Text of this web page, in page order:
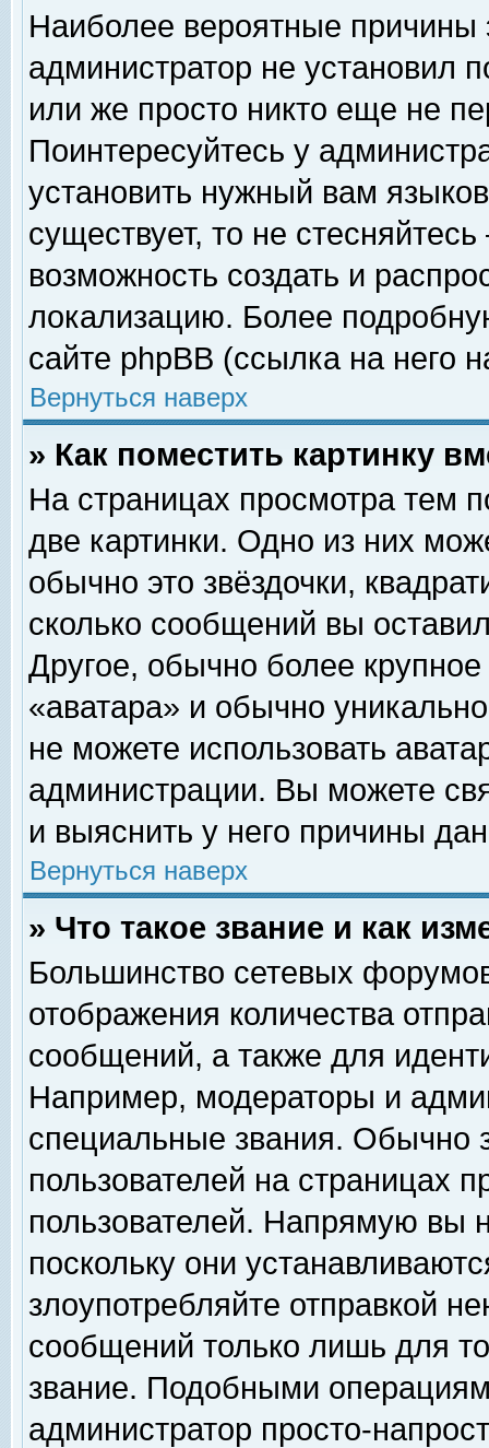
Наиболее вероятные причины
администратор не установил
или же просто никто еще не
Поинтересуйтесь у
установить нужный вам
существует, то не
возможность создать и
локализацию. Более
сайте phpBB (ссылка на него
Вернуться наверх
» Как поместить картинку
На страницах просмотра тем
две картинки. Одно из них
обычно это звёздочки,
сколько сообщений вы
Другое, обычно более
«аватара» и обычно
не можете использовать
администрации. Вы можете
и выяснить у него причины
Вернуться наверх
» Что такое звание и как
Большинство сетевых
отображения количества
сообщений, а также для
Например, модераторы и
специальные звания. Обычно
пользователей на страницах
пользователей. Напрямую вы
поскольку они
злоупотребляйте отправкой
сообщений только лишь для
звание. Подобными
администратор просто-